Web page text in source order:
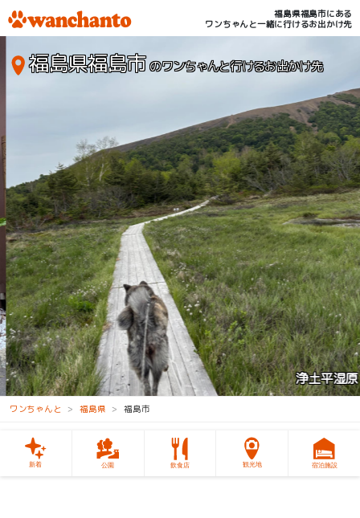
福島県福島市にある
ワンちゃんと一緒に行けるお出かけ先
浄土平湿原
福島県福島市のワンちゃんと行けるお出かけ先
ワンちゃんと 福島県 福島市
新着 公園 飲食店 観光地 宿泊施設